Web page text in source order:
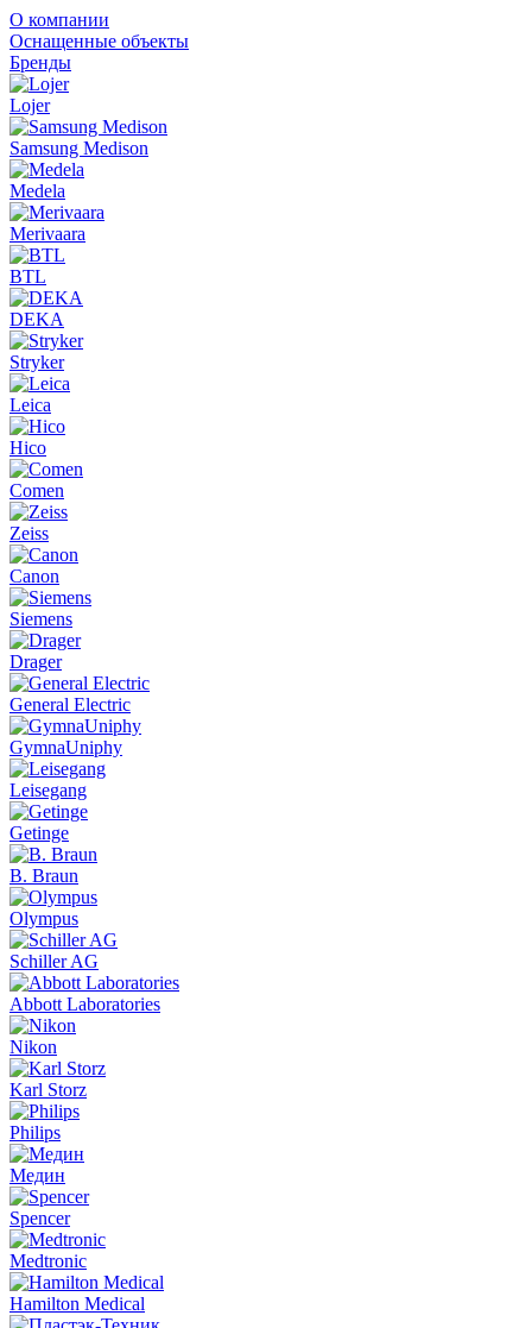
О компании
Оснащенные объекты
Бренды
Lojer
Samsung Medison
Medela
Merivaara
BTL
DEKA
Stryker
Leica
Hico
Comen
Zeiss
Canon
Siemens
Drager
General Electric
GymnaUniphy
Leisegang
Getinge
B. Braun
Olympus
Schiller AG
Abbott Laboratories
Nikon
Karl Storz
Philips
Медин
Spencer
Medtronic
Hamilton Medical